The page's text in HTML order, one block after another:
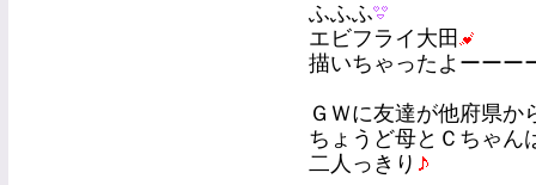
ふふふ
エビフライ大田
描いちゃったよーーー
ＧＷに友達が他府県か
ちょうど母とＣちゃん
二人っきり